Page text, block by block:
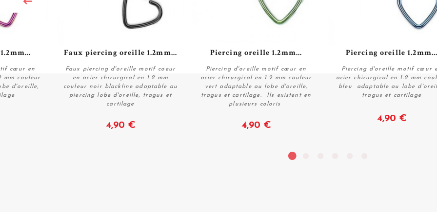
cœur en
mm couleur
d'oreille,
Voir
Faux piercing oreille 1.2mm...
Faux piercing d'oreille motif coeur
en acier chirurgical en 1.2 mm
couleur noir blackline adaptable au
piercing lobe d'oreille, tragus et
cartilage
4,90 €
Voir
Piercing oreille 1.2mm...
Piercing d'oreille motif cœur en
acier chirurgical en 1.2 mm couleur
vert adaptable au lobe d'oreille,
tragus et cartilage. Ils existent en
plusieurs coloris
4,90 €
Piercing oreille
Piercing d'oreille motif cœur
acier chirurgical en 1.2 mm
bleu adaptable au lobe
tragus et cartilage
4,90 €